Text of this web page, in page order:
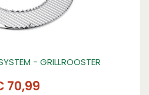
- GRILLROOSTER
70,99